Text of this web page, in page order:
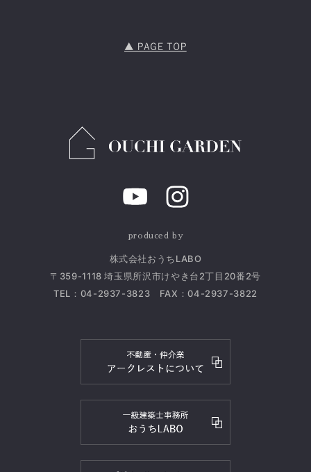
produced by
株式会社おうちLABO
〒359-1118 埼玉県所沢市けやき台2丁目20番2号
TEL： 04-2937-3823 FAX：04-2937-3822